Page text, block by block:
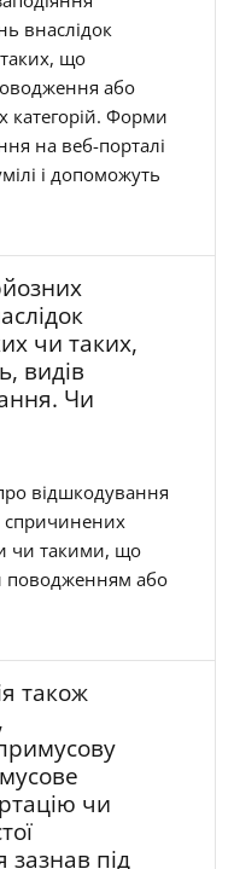
внаслідок
що
або
категорій. Форми
на веб-порталі
і допоможуть
чи таких,
видів
Чи
відшкодування
спричинених
чи такими, що
поводженням або
також
чи
зазнав під